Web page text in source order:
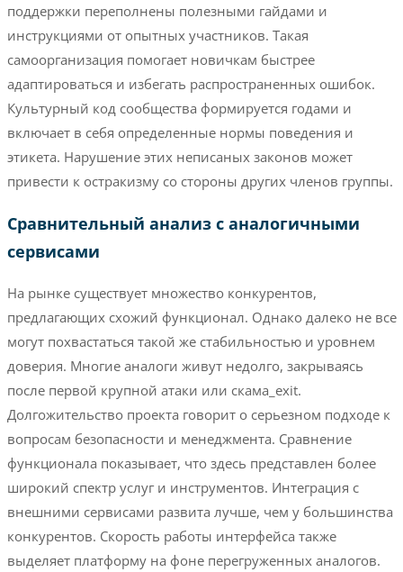
поддержки переполнены полезными гайдами и
инструкциями от опытных участников. Такая
самоорганизация помогает новичкам быстрее
адаптироваться и избегать распространенных ошибок.
Культурный код сообщества формируется годами и
включает в себя определенные нормы поведения и
этикета. Нарушение этих неписаных законов может
привести к остракизму со стороны других членов группы.
Сравнительный анализ с аналогичными
сервисами
На рынке существует множество конкурентов,
предлагающих схожий функционал. Однако далеко не все
могут похвастаться такой же стабильностью и уровнем
доверия. Многие аналоги живут недолго, закрываясь
после первой крупной атаки или скама_exit.
Долгожительство проекта говорит о серьезном подходе к
вопросам безопасности и менеджмента. Сравнение
функционала показывает, что здесь представлен более
широкий спектр услуг и инструментов. Интеграция с
внешними сервисами развита лучше, чем у большинства
конкурентов. Скорость работы интерфейса также
выделяет платформу на фоне перегруженных аналогов.